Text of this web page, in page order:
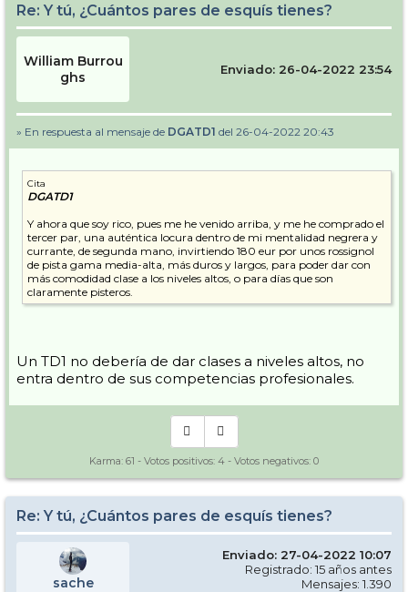
Re: Y tú, ¿Cuántos pares de esquís tienes?
William Burrou
ghs
Enviado: 26-04-2022 23:54
» En respuesta al mensaje de DGATD1 del 26-04-2022 20:43
Cita
DGATD1
Y ahora que soy rico, pues me he venido arriba, y me he comprado el
tercer par, una auténtica locura dentro de mi mentalidad negrera y
currante, de segunda mano, invirtiendo 180 eur por unos rossignol
de pista gama media-alta, más duros y largos, para poder dar con
más comodidad clase a los niveles altos, o para días que son
claramente pisteros.
Un TD1 no debería de dar clases a niveles altos, no
entra dentro de sus competencias profesionales.
Karma: 61 - Votos positivos: 4 - Votos negativos: 0
Re: Y tú, ¿Cuántos pares de esquís tienes?
sache
Enviado: 27-04-2022 10:07
Registrado: 15 años antes
Mensajes: 1.390